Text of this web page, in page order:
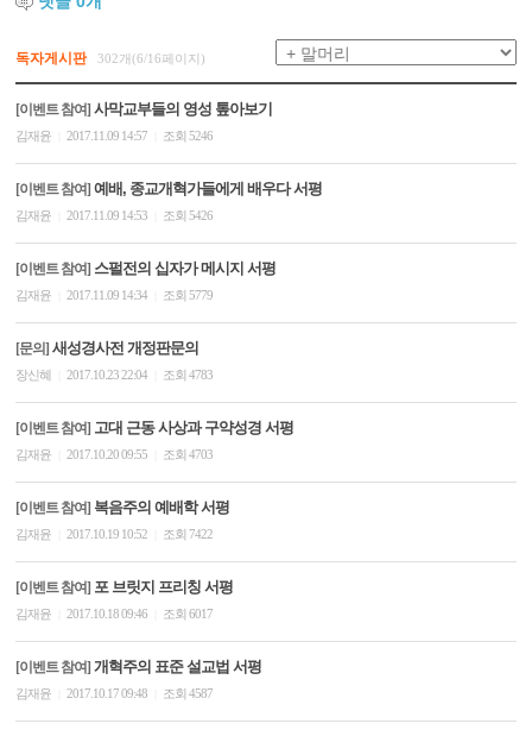
독자게시판 302개(6/16페이지)
[이벤트 참여] 사막교부들의 영성 톺아보기
김재윤 2017.11.09 14:57 조회 5246
[이벤트 참여] 예배, 종교개혁가들에게 배우다 서평
김재윤 2017.11.09 14:53 조회 5426
[이벤트 참여] 스펄전의 십자가 메시지 서평
김재윤 2017.11.09 14:34 조회 5779
[문의] 새성경사전 개정판문의
장신혜 2017.10.23 22:04 조회 4783
[이벤트 참여] 고대 근동 사상과 구약성경 서평
김재윤 2017.10.20 09:55 조회 4703
[이벤트 참여] 복음주의 예배학 서평
김재윤 2017.10.19 10:52 조회 7422
[이벤트 참여] 포 브릿지 프리칭 서평
김재윤 2017.10.18 09:46 조회 6017
[이벤트 참여] 개혁주의 표준 설교법 서평
김재윤 2017.10.17 09:48 조회 4587